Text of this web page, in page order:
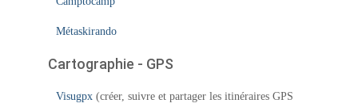
Métaskirando
Cartographie - GPS
Visugpx (créer, suivre et partager les itinéraires GPS